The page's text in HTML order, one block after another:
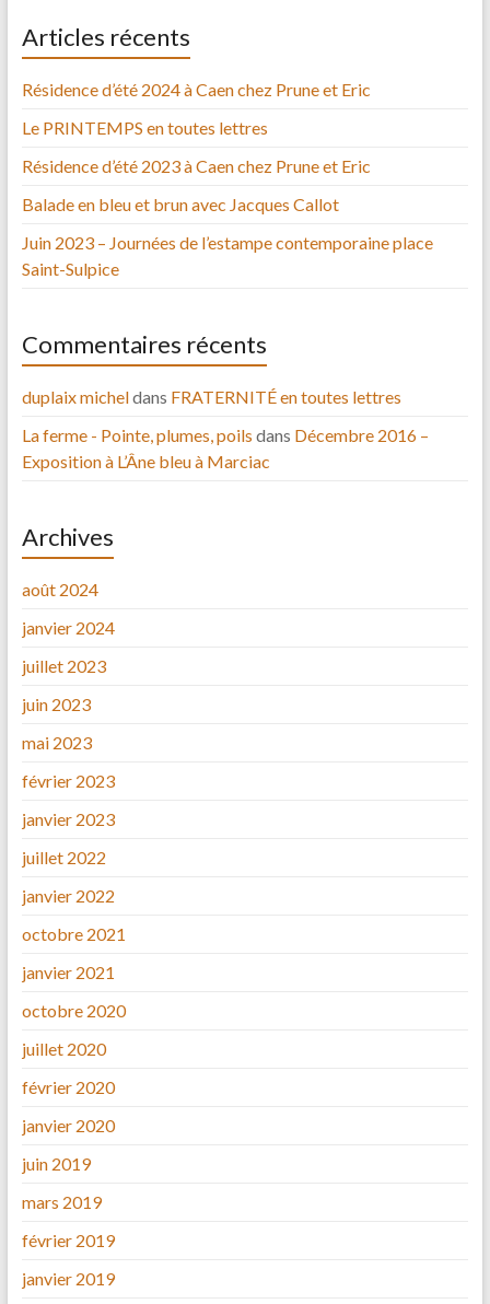
Articles récents
Résidence d’été 2024 à Caen chez Prune et Eric
Le PRINTEMPS en toutes lettres
Résidence d’été 2023 à Caen chez Prune et Eric
Balade en bleu et brun avec Jacques Callot
Juin 2023 – Journées de l’estampe contemporaine place
Saint-Sulpice
Commentaires récents
duplaix micheldans FRATERNITÉ en toutes lettres
La ferme - Pointe, plumes, poils dans Décembre 2016 –
Exposition à L’Âne bleu à Marciac
Archives
août 2024
janvier 2024
juillet 2023
juin 2023
mai 2023
février 2023
janvier 2023
juillet 2022
janvier 2022
octobre 2021
janvier 2021
octobre 2020
juillet 2020
février 2020
janvier 2020
juin 2019
mars 2019
février 2019
janvier 2019